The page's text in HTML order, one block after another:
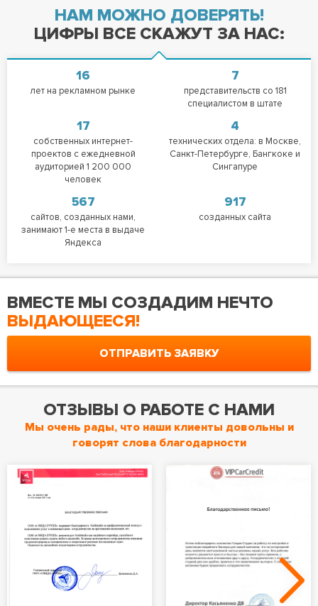
НАМ МОЖНО ДОВЕРЯТЬ!
ЦИФРЫ ВСЕ СКАЖУТ ЗА НАС:
16
лет на рекламном рынке
7
представительств со 181
специалистом в штате
17
собственных интернет-
проектов с ежедневной
аудиторией 1 200 000
человек
4
технических отдела: в Москве,
Санкт-Петербурге, Бангкоке и
Сингапуре
567
сайтов, созданных нами,
занимают 1-е места в выдаче
Яндекса
917
созданных сайта
ВМЕСТЕ МЫ СОЗДАДИМ НЕЧТО
ВЫДАЮЩЕЕСЯ!
ОТПРАВИТЬ ЗАЯВКУ
ОТЗЫВЫ О РАБОТЕ С НАМИ
Мы очень рады, что наши клиенты довольны и
говорят слова благодарности